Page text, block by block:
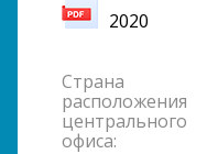
2020
Страна
расположения
центрального
офиса: